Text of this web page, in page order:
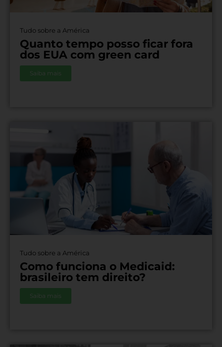
Tudo sobre a América
Quanto tempo posso ficar fora
dos EUA com green card
Saiba mais
Tudo sobre a América
Como funciona o Medicaid:
brasileiro tem direito?
Saiba mais